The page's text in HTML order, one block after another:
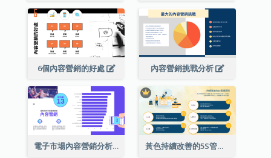
6個內容營銷的好處 內容營銷挑戰分析
電子市場內容營銷分析 黃色持續改善的5S管理原則成功的戰略分析